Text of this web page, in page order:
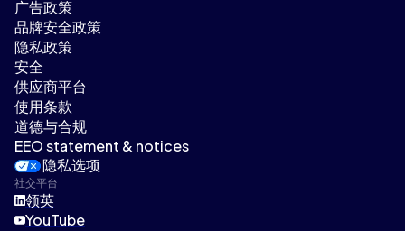
广告政策
品牌安全政策
隐私政策
安全
供应商平台
使用条款
道德与合规
EEO statement & notices
隐私选项
社交平台
领英
YouTube